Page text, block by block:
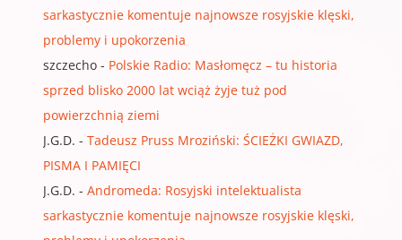
sarkastycznie komentuje najnowsze rosyjskie klęski,
problemy i upokorzenia
szczecho- Polskie Radio: Masłomęcz – tu historia
sprzed blisko 2000 lat wciąż żyje tuż pod
powierzchnią ziemi
J.G.D. - Tadeusz Pruss Mroziński: ŚCIEŻKI GWIAZD,
PISMA I PAMIĘCI
J.G.D. - Andromeda: Rosyjski intelektualista
sarkastycznie komentuje najnowsze rosyjskie klęski,